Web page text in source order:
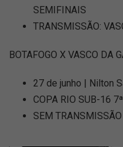
SEMIFINAIS
TRANSMISSÃO:
BOTAFOGO X VASCO DA
27 de junho | Nilton
COPA RIO SUB-16
SEM TRANSMISSÃO